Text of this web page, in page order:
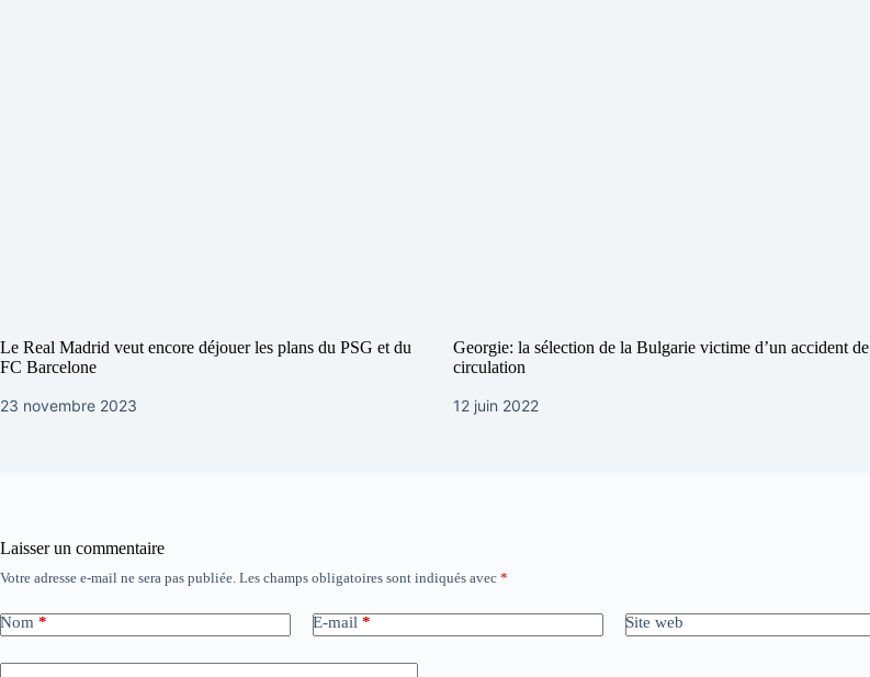
Le Real Madrid veut encore déjouer les plans du PSG et du
FC Barcelone
23 novembre 2023
Georgie: la sélection de la Bulgarie victime d’un accident de
circulation
12 juin 2022
Laisser un commentaire
Votre adresse e-mail ne sera pas publiée. Les champs obligatoires sont indiqués avec *
Nom * E-mail * Site web